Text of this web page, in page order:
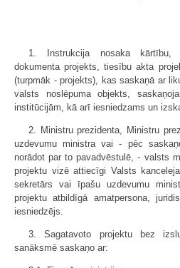
1. Instrukcija nosaka kārtību,
dokumenta projekts, tiesību akta
(turpmāk - projekts), kas saskaņā ar
valsts noslēpuma objekts,
institūcijām, kā arī iesniedzams un
2. Ministru prezidenta, Ministru
uzde­vumu ministra vai - pēc
norādot par to pavadvēstulē, - valsts
projektu vizē attiecīgi Valsts
sekretārs vai īpašu uzdevumu
projektu atbildīgā amatpersona,
iesniedzējs.
3. Sagatavoto projektu bez
sanāksmē saskaņo ar: